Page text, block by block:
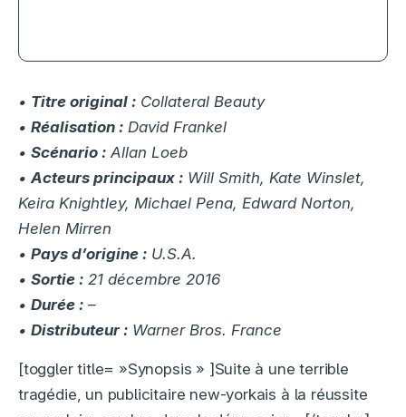
• Titre original : Collateral Beauty
• Réalisation : David Frankel
• Scénario : Allan Loeb
•Acteurs principaux : Will Smith, Kate Winslet,
Keira Knightley, Michael Pena, Edward Norton,
Helen Mirren
• Pays d’origine : U.S.A.
• Sortie : 21 décembre 2016
• Durée : –
• Distributeur : Warner Bros. France
[toggler title= »Synopsis » ]Suite à une terrible
tragédie, un publicitaire new-yorkais à la réussite